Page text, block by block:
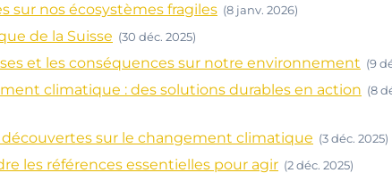
sur nos écosystèmes fragiles (8 janv. 2026)
de la Suisse (30 déc. 2025)
et les conséquences sur notre environnement (9
climatique : des solutions durables en action (8
sur le changement climatique (3 déc. 2025)
les références essentielles pour agir (2 déc. 2025)